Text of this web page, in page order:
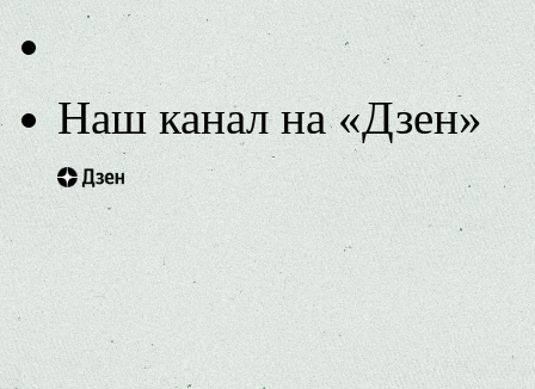
Наш канал на «Дзен»